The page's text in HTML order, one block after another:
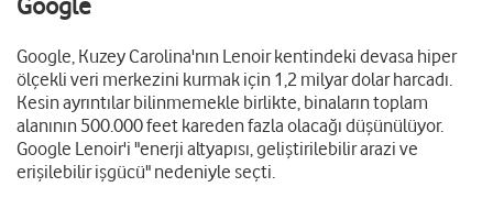
Google, Kuzey Carolina'nın Lenoir kentindeki devasa hiper
ölçekli veri merkezini kurmak için 1,2 milyar dolar harcadı.
Kesin ayrıntılar bilinmemekle birlikte, binaların toplam
alanının 500.000 feet kareden fazla olacağı düşünülüyor.
Google Lenoir'i "enerji altyapısı, geliştirilebilir arazi ve
erişilebilir işgücü" nedeniyle seçti.